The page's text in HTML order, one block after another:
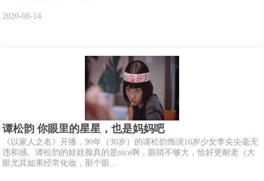
2020-08-14
谭松韵 你眼里的星星，也是妈妈吧
《以家人之名》开播，90年（30岁）的谭松韵饰演16岁少女李尖尖毫无
违和感。谭松韵的娃娃脸真的是nice啊，眼睛不够大，恰好更耐老（大
眼尤其如果经常化妆，那个眼...